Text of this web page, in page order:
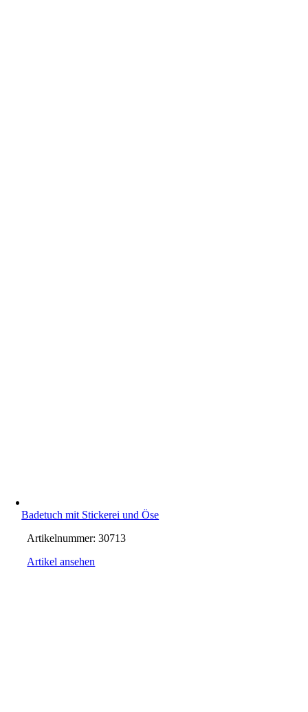
Badetuch mit Stickerei und Öse
Artikelnummer:30713
Artikel ansehen